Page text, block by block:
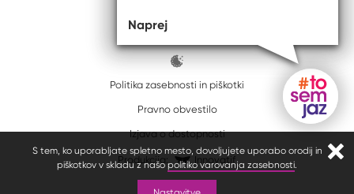
S tem, ko uporabljate spletno mesto, dovoljujete uporabo orodij in
piškotkov v skladu z našopolitiko varovanja zasebnosti.
ISSN spletišča: 2820-5960
Politika zasebnosti in piškotki
Pravno obvestilo
Izjava o dostopnosti
Produkcija: Innovatif
Gumb
Naprej